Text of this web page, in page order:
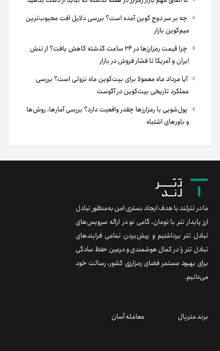
چه بر سر دوج کوین آمده است؟ بررسی دلایل افت محبوب‌ترین
میم‌کوین بازار
چرا قیمت رمزارزها در ۲۴ ساعت گذشته کاهش یافت؟ از تنش
ایران و آمریکا تا فشار فروش در بازار
آیا مرداد ماه معمولا برای بیت‌کوین ماه نزولی است؟ بررسی
عملکرد تاریخی بیت‌کوین در آگوست
پول‌شویی با رمزارزها چقدر واقعیت دارد؟ بررسی آمارها، روش‌ها
و باورهای اشتباه
ما در تترلند با هدف ایجاد بستری امن به‌منظور تبادل
ارز پایدار تتر با تومان، گامی نو در ارائه سرویس‌های
تبادل تتر برداشتیم و پیش‌بردن تمامی فرایندهای
تبادل تتر را در کمال هوشمندی و درعین حفظ سادگی
برای بهبود مستمر فضای رمزارزی کشور، رسالت خود
می‌دانیم.
برند متریال معامله آسان